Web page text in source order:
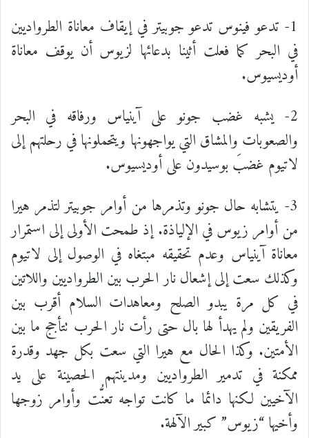
1- تدعو فينوس تدعو جوبيتر في إيقاف معاناة الطرواديين
في البحر كما فعلت أثينا بدعائها لزيوس أن يوقف معاناة
أوديسيوس.
2- يشبه غضب جونو على آينياس ورفاقه في البحر
والصعوبات والمشاق التي يواجهونها ويتحملونها في رحلتهم إلى
لاتيوم غضبَ بوسيدون على أوديسيوس.
3- يتشابه حال جونو وتذمرها من أوامر جوبيتر لتذمر هيرا
من أوامر زيوس في الإلياذة. إذ طمحت الأولى إلى استمرار
معاناة آينياس وعدم تحقيقه مبتغاه في الوصول إلى لاتيوم
وكذلك سعت إلى إشعال نار الحرب بين الطرواديين واللاتين
في كل مرة يبدو الصلح ومعاهدات السلام أقرب بين
الفريقين ولم يهدأ لها بال حتى رأت نار الحرب تتأجج ما بين
الأمتين. وكذا الحال مع هيرا التي سعت بكل جهد وقدرة
ممكنة في تدمير الطرواديين ومدينتهم الحصينة على يد
الآخيين لكنها دائما ما كانت تواجه تعنُّت وأوامر زوجها
وأخيها “زيوس” كبير الآلهة.